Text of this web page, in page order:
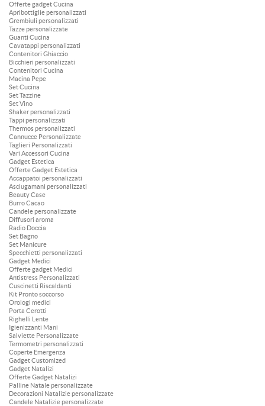
Offerte gadget Cucina
Apribottiglie personalizzati
Grembiuli personalizzati
Tazze personalizzate
Guanti Cucina
Cavatappi personalizzati
Contenitori Ghiaccio
Bicchieri personalizzati
Contenitori Cucina
Macina Pepe
Set Cucina
Set Tazzine
Set Vino
Shaker personalizzati
Tappi personalizzati
Thermos personalizzati
Cannucce Personalizzate
Taglieri Personalizzati
Vari Accessori Cucina
Gadget Estetica
Offerte Gadget Estetica
Accappatoi personalizzati
Asciugamani personalizzati
Beauty Case
Burro Cacao
Candele personalizzate
Diffusori aroma
Radio Doccia
Set Bagno
Set Manicure
Specchietti personalizzati
Gadget Medici
Offerte gadget Medici
Antistress Personalizzati
Cuscinetti Riscaldanti
Kit Pronto soccorso
Orologi medici
Porta Cerotti
Righelli Lente
Igienizzanti Mani
Salviette Personalizzate
Termometri personalizzati
Coperte Emergenza
Gadget Customized
Gadget Natalizi
Offerte Gadget Natalizi
Palline Natale personalizzate
Decorazioni Natalizie personalizzate
Candele Natalizie personalizzate